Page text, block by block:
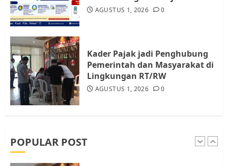
AGUSTUS 1, 2026 0
Kader Pajak jadi Penghubung
Pemerintah dan Masyarakat di
Lingkungan RT/RW
AGUSTUS 1, 2026 0
POPULAR POST
5
JULI 15, 2026 0
1